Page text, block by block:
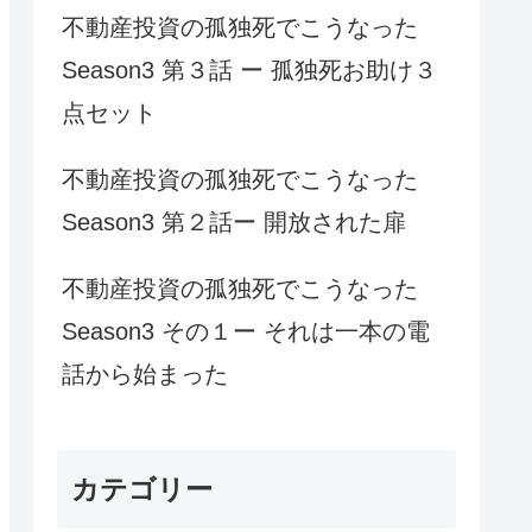
不動産投資の孤独死でこうなった
Season3 第３話 ー 孤独死お助け３
点セット
不動産投資の孤独死でこうなった
Season3 第２話ー 開放された扉
不動産投資の孤独死でこうなった
Season3 その１ー それは一本の電
話から始まった
カテゴリー